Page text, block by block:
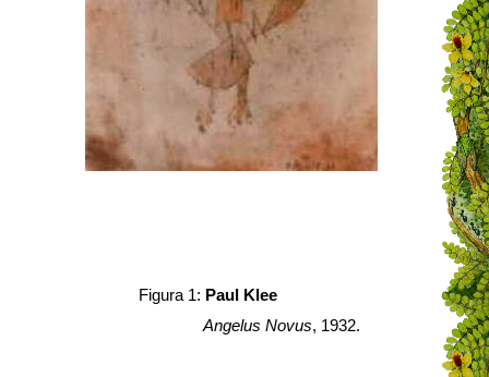
Figura 1: Paul Klee
Angelus Novus, 1932.